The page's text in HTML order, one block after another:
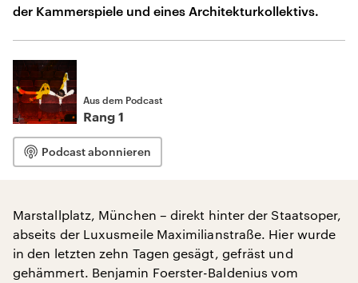
der Kammerspiele und eines Architekturkollektivs.
Aus dem Podcast
Rang 1
Podcast abonnieren
Marstallplatz, München – direkt hinter der Staatsoper,
abseits der Luxusmeile Maximilianstraße. Hier wurde
in den letzten zehn Tagen gesägt, gefräst und
gehämmert. Benjamin Foerster-Baldenius vom